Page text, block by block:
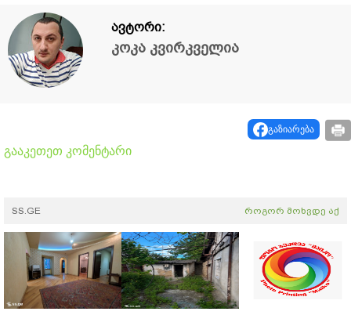
ავტორი:
კოკა კვირკველია
გაზიარება
გააკეთეთ კომენტარი
SS.GE როგორ მოხვდე აქ